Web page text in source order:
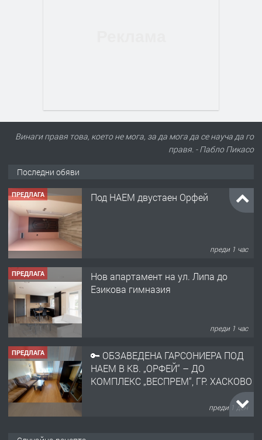
Винаги правя това, което не мога, за да мога да се науча да го
правя. - Пабло Пикасо
Последни обяви
ПРЕДЛАГА Под НАЕМ двустаен Орфей
преди 1 час
ПРЕДЛАГА
Нов апартамент на ул. Липа до
Езикова гимназия
преди 1 час
ПРЕДЛАГА
🔑 ОБЗАВЕДЕНА ГАРСОНИЕРА ПОД
НАЕМ В КВ. „ОРФЕЙ“ – ДО
КОМПЛЕКС „ВЕСПРЕМ“, ГР. ХАСКОВО
преди 1 ден